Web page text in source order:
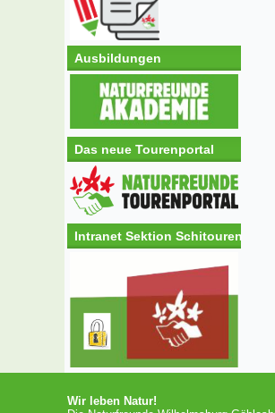
Ausbildungen
Das neue Tourenportal
Intranet Sektion Schitouren
Wir leben Natur!